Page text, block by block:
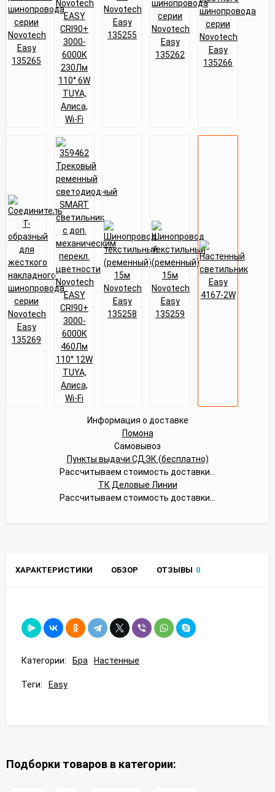
Информация о доставке
Помона
Самовывоз
Пункты выдачи СДЭК (бесплатно)
Рассчитываем стоимость доставки...
ТК Деловые Линии
Рассчитываем стоимость доставки...
ХАРАКТЕРИСТИКИ ОБЗОР ОТЗЫВЫ 0
Категории: Бра Настенные
Теги: Easy
Подборки товаров в категории: